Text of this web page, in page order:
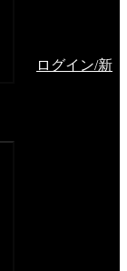
ログイン/新